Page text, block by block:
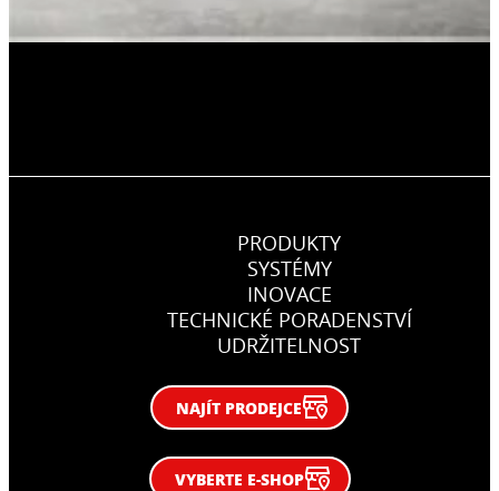
PRODUKTY
SYSTÉMY
INOVACE
TECHNICKÉ PORADENSTVÍ
UDRŽITELNOST
NAJÍT PRODEJCE
VYBERTE E-SHOP